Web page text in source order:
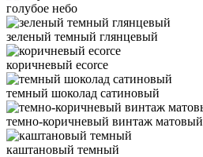
голубое небо
зеленый темный глянцевый
коричневый ecorce
темный шоколад сатиновый
темно-коричневый винтаж матовый
каштановый темный